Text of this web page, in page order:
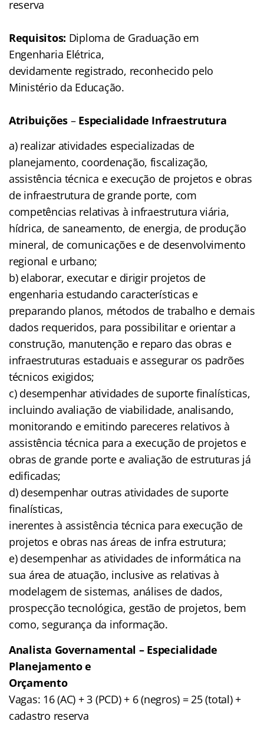
reserva
Requisitos: Diploma de Graduação em
Engenharia Elétrica,
devidamente registrado, reconhecido pelo
Ministério da Educação.
Atribuições – Especialidade Infraestrutura
a) realizar atividades especializadas de
planejamento, coordenação, fiscalização,
assistência técnica e execução de projetos e obras
de infraestrutura de grande porte, com
competências relativas à infraestrutura viária,
hídrica, de saneamento, de energia, de produção
mineral, de comunicações e de desenvolvimento
regional e urbano;
b) elaborar, executar e dirigir projetos de
engenharia estudando características e
preparando planos, métodos de trabalho e demais
dados requeridos, para possibilitar e orientar a
construção, manutenção e reparo das obras e
infraestruturas estaduais e assegurar os padrões
técnicos exigidos;
c) desempenhar atividades de suporte finalísticas,
incluindo avaliação de viabilidade, analisando,
monitorando e emitindo pareceres relativos à
assistência técnica para a execução de projetos e
obras de grande porte e avaliação de estruturas já
edificadas;
d) desempenhar outras atividades de suporte
finalísticas,
inerentes à assistência técnica para execução de
projetos e obras nas áreas de infra estrutura;
e) desempenhar as atividades de informática na
sua área de atuação, inclusive as relativas à
modelagem de sistemas, análises de dados,
prospecção tecnológica, gestão de projetos, bem
como, segurança da informação.
Analista Governamental – Especialidade
Planejamento e
Orçamento
Vagas: 16 (AC) + 3 (PCD) + 6 (negros) = 25 (total) +
cadastro reserva